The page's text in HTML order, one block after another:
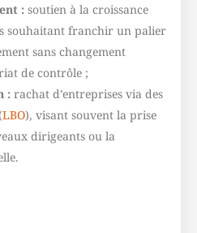
: soutien à la croissance
souhaitant franchir un palier
sans changement
de contrôle ;
: rachat d’entreprises via des
LBO), visant souvent la prise
dirigeants ou la